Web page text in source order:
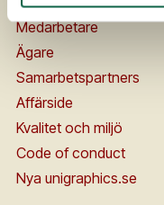
Medarbetare
Ägare
Samarbetspartners
Affärside
Kvalitet och miljö
Code of conduct
Nya unigraphics.se